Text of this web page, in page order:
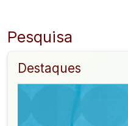
Pesquisa
Destaques